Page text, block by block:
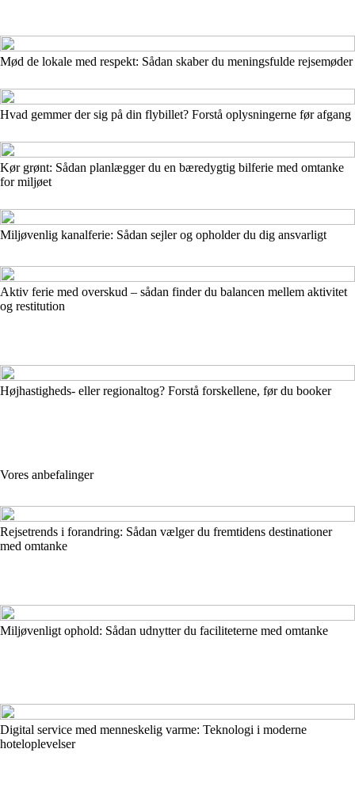
Mød de lokale med respekt: Sådan skaber du meningsfulde rejsemøder
Hvad gemmer der sig på din flybillet? Forstå oplysningerne før afgang
Kør grønt: Sådan planlægger du en bæredygtig bilferie med omtanke
for miljøet
Miljøvenlig kanalferie: Sådan sejler og opholder du dig ansvarligt
Aktiv ferie med overskud – sådan finder du balancen mellem aktivitet
og restitution
Højhastigheds- eller regionaltog? Forstå forskellene, før du booker
Vores anbefalinger
Rejsetrends i forandring: Sådan vælger du fremtidens destinationer
med omtanke
Miljøvenligt ophold: Sådan udnytter du faciliteterne med omtanke
Digital service med menneskelig varme: Teknologi i moderne
hoteloplevelser